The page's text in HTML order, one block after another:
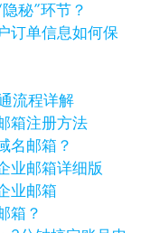
秘”环节？
订单信息如何保
流程详解
箱注册方法
名邮箱？
业邮箱详细版
业邮箱
箱？